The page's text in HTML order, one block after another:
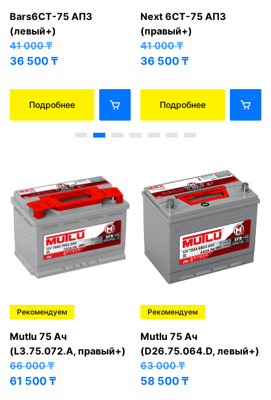
Bars6СТ-75 АПЗ
(левый+)
41 000₸
36 500₸
Подробнее
Next 6СТ-75 АПЗ
(правый+)
41 000₸
36 500₸
Подробнее
Рекомендуем
Mutlu 75 Ач
(L3.75.072.A, правый+)
66 000₸
61 500₸
Рекомендуем
Mutlu 75 Ач
(D26.75.064.D, левый+)
63 000₸
58 500₸